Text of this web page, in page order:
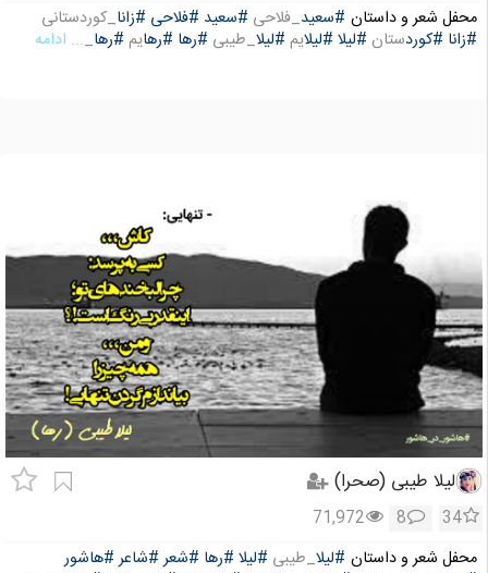
محفل شعر و داستان #سعید_فلاحی #سعید #فلاحی #زانا_کوردستانی
#زانا #کوردستان #لیلا #لیلایم #لیلا_طیبی #رها #رهایم #رها_... ادامه
لیلا طیبی (صحرا)
34
8
71,972
محفل شعر و داستان #لیلا_طیبی #لیلا #رها #شعر #شاعر #هاشور